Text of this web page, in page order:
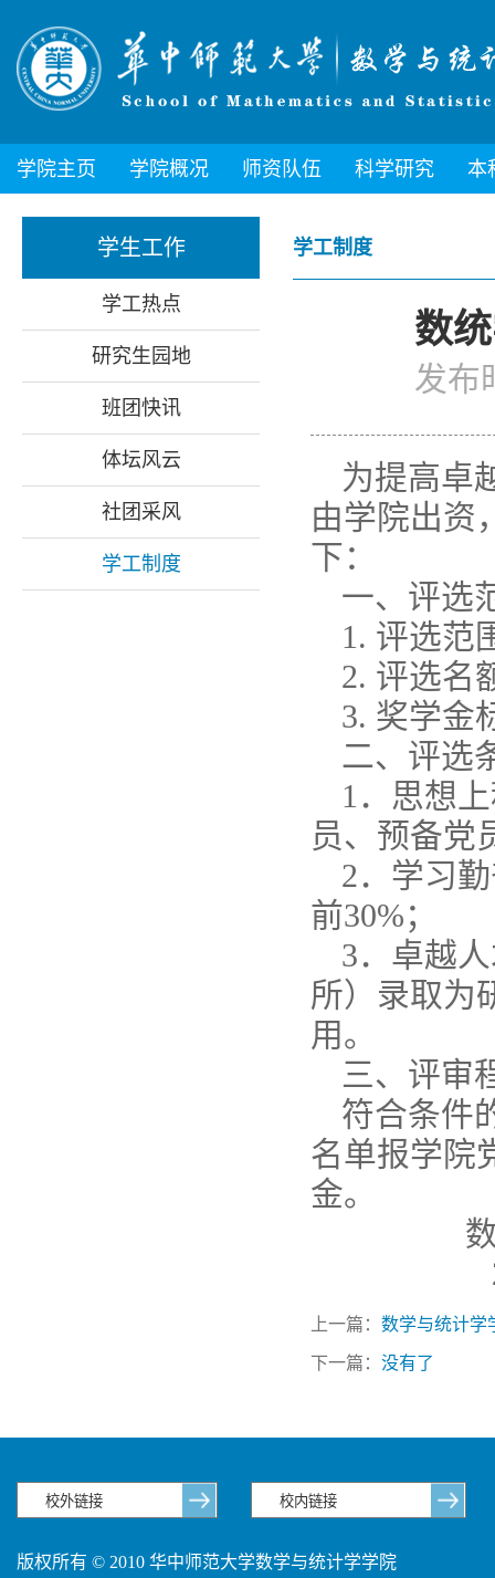
学院主页 学院概况 师资队伍 科学研究 本
学生工作
学工热点
研究生园地
班团快讯
体坛风云
社团采风
学工制度
学工制度
数
发布
为提高卓
由学院出资
下：
一、评选
1. 评选范
2. 评选名
3. 奖学金
二、评选
1．思想
员、预备党
2．学习
前30%；
3．卓越
所）录取为
用。
三、评审
符合条件
名单报学院
金。
数学
上一篇： 数学与统计学
下一篇： 没有了
版权所有 © 2010 华中师范大学数学与统计学学院